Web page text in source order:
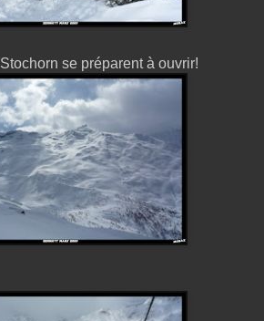
se préparent à ouvrir!